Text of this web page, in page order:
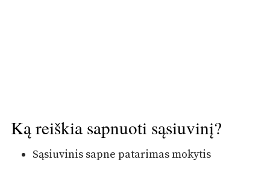
Ką reiškia sapnuoti sąsiuvinį?
Sąsiuvinis sapne patarimas mokytis